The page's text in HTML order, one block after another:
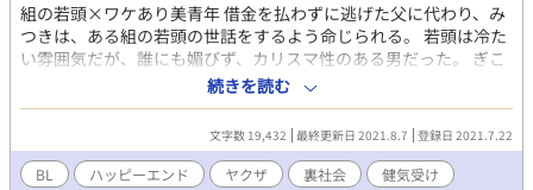
組の若頭×ワケあり美青年 借金を払わずに逃げた父に代わり、み
つきは、ある組の若頭の世話をするよう命じられる。 若頭は冷た
い雰囲気だが、誰にも媚びず、カリスマ性のある男だった。 ぎこ
ちなかったふたりは、次第にお互いに気持ちを膨らませていく。
若頭として抱えた大きな仕事の日、妨害する他の組にみつきが拐
われてしまい──。 受が女性のフリをしています。
続きを読む
文字数 19,432 最終更新日 2021.8.7 登録日 2021.7.22
BL ハッピーエンド ヤクザ 裏社会
健気受け